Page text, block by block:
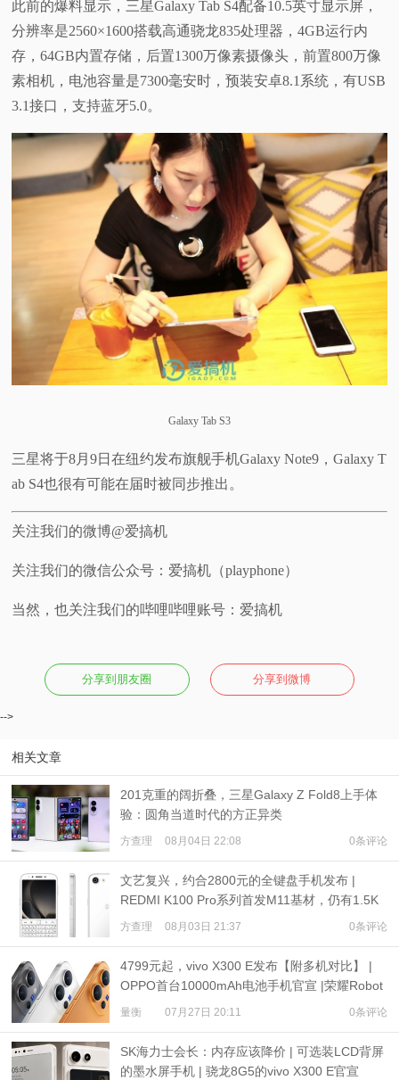
此前的爆料显示，三星Galaxy Tab S4配备10.5英寸显示屏，
分辨率是2560×1600搭载高通骁龙835处理器，4GB运行内
存，64GB内置存储，后置1300万像素摄像头，前置800万像
素相机，电池容量是7300毫安时，预装安卓8.1系统，有USB
3.1接口，支持蓝牙5.0。
Galaxy Tab S3
三星将于8月9日在纽约发布旗舰手机Galaxy Note9，Galaxy T
ab S4也很有可能在届时被同步推出。
关注我们的微博@爱搞机
关注我们的微信公众号：爱搞机（playphone）
当然，也关注我们的哔哩哔哩账号：爱搞机
分享到朋友圈 分享到微博
-->
相关文章
201克重的阔折叠，三星Galaxy Z Fold8上手体
验：圆角当道时代的方正异类
方查理 08月04日 22:08 0条评论
文艺复兴，约合2800元的全键盘手机发布 |
REDMI K100 Pro系列首发M11基材，仍有1.5K
超级像素
方查理 08月03日 21:37 0条评论
4799元起，vivo X300 E发布【附多机对比】 |
OPPO首台10000mAh电池手机官宣 |荣耀Robot
Phone定档
量衡 07月27日 20:11 0条评论
SK海力士会长：内存应该降价 | 可选装LCD背屏
的墨水屏手机 | 骁龙8G5的vivo X300 E官宣